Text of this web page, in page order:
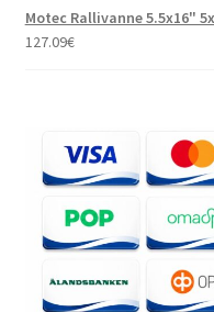
Motec Rallivanne 5.5x16"
127.09€